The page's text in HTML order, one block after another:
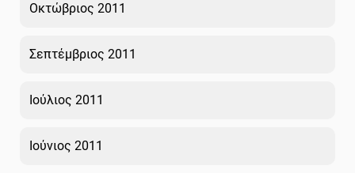
Οκτώβριος 2011
Σεπτέμβριος 2011
Ιούλιος 2011
Ιούνιος 2011